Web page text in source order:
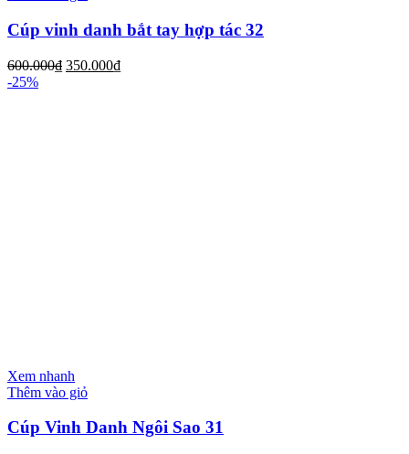
Cúp vinh danh bắt tay hợp tác 32
600.000₫ 350.000₫
-25%
Xem nhanh
Thêm vào giỏ
Cúp Vinh Danh Ngôi Sao 31